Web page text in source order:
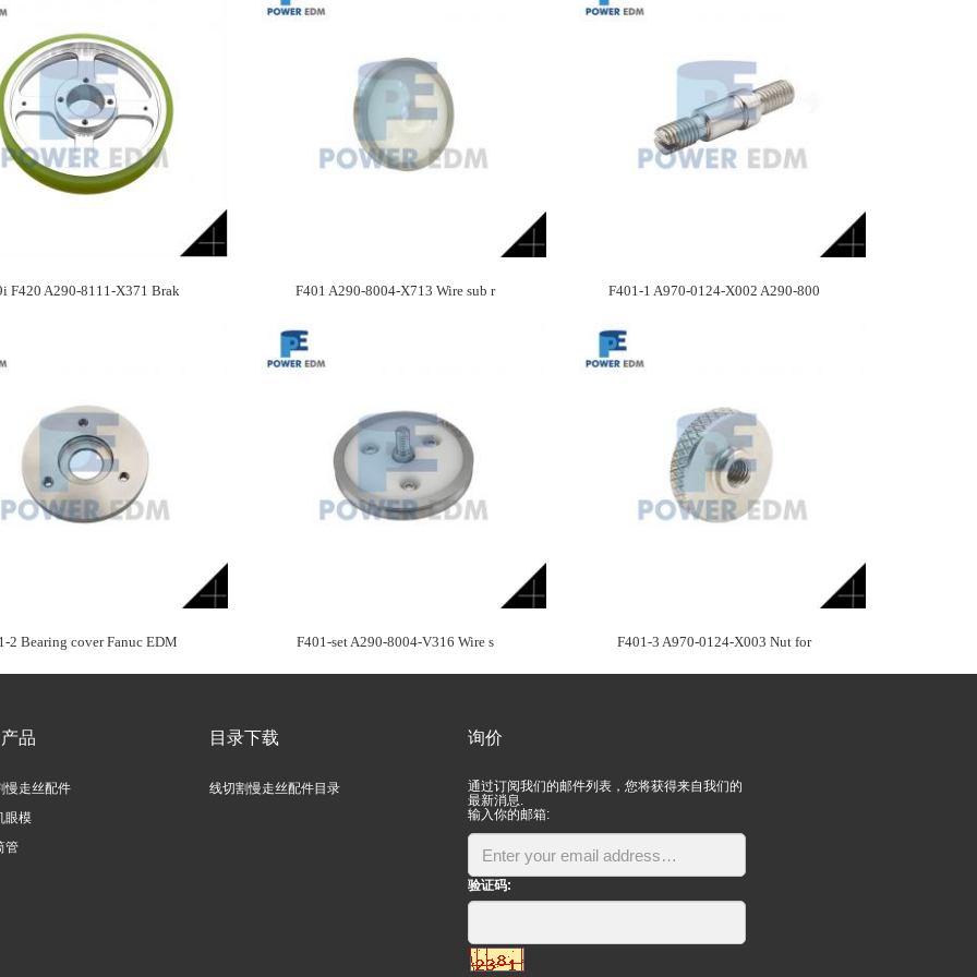
F420 A290-8111-X371 Brak F401 A290-8004-X713 Wire sub r F401-1 A970-0124-X002 A290-800
2 Bearing cover Fanuc EDM F401-set A290-8004-V316 Wire s F401-3 A970-0124-X003 Nut for
品
慢走丝配件
眼模
管
目录下载
线切割慢走丝配件目录
询价
通过订阅我们的邮件列表，您将获得来自我们的
最新消息.
输入你的邮箱:
验证码: